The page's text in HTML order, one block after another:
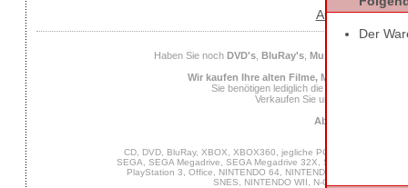
AGB
Haben Sie noch DVD's, BluRay's, Musik CD's
Wir kaufen Ihre alten Filme, Musik und Spiele
Sie benötigen lediglich die
Verkaufen Sie uns Ihre alten
Ab 25 Euro
CD, DVD, BluRay, XBOX, XBOX360, jegliche PC Software,
SEGA, SEGA Megadrive, SEGA Megadrive 32X, SEGA Master
PlayStation 3, Office, NINTENDO 64, NINTENDO DS,
SNES, NINTENDO WII, N-Gage, MUSIK,
Der